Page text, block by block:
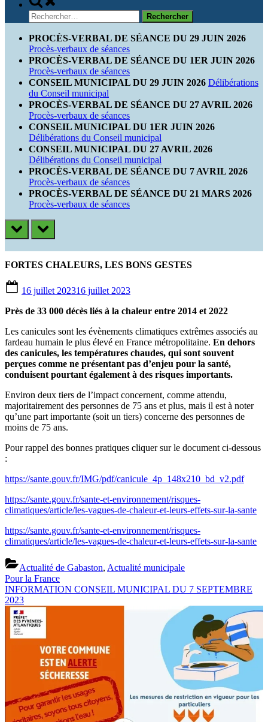
search
form
Rechercher :
PROCÈS-VERBAL DE SÉANCE DU 29 JUIN 2026
Procès-verbaux de séances
PROCÈS-VERBAL DE SÉANCE DU 1ER JUIN 2026
Procès-verbaux de séances
CONSEIL MUNICIPAL DU 29 JUIN 2026 Délibérations
du Conseil municipal
PROCÈS-VERBAL DE SÉANCE DU 27 AVRIL 2026
Procès-verbaux de séances
CONSEIL MUNICIPAL DU 1ER JUIN 2026
Délibérations du Conseil municipal
CONSEIL MUNICIPAL DU 27 AVRIL 2026
Délibérations du Conseil municipal
PROCÈS-VERBAL DE SÉANCE DU 7 AVRIL 2026
Procès-verbaux de séances
PROCÈS-VERBAL DE SÉANCE DU 21 MARS 2026
Procès-verbaux de séances
prev next
FORTES CHALEURS, LES BONS GESTES
on
16 juillet 202316 juillet 2023
Près de 33 000 décès liés à la chaleur entre 2014 et 2022
Les canicules sont les évènements climatiques extrêmes associés au
fardeau humain le plus élevé en France métropolitaine. En dehors
des canicules, les températures chaudes, qui sont souvent
perçues comme ne présentant pas d’enjeu pour la santé,
conduisent pourtant également à des risques importants.
Environ deux tiers de l’impact concernent, comme attendu,
majoritairement des personnes de 75 ans et plus, mais il est à noter
qu’une part importante (soit un tiers) concerne des personnes de
moins de 75 ans.
Pour rappel des bonnes pratiques cliquer sur le document ci-dessous
:
https://sante.gouv.fr/IMG/pdf/canicule_4p_148x210_bd_v2.pdf
https://sante.gouv.fr/sante-et-environnement/risques-
climatiques/article/les-vagues-de-chaleur-et-leurs-effets-sur-la-sante
https://sante.gouv.fr/sante-et-environnement/risques-
climatiques/article/les-vagues-de-chaleur-et-leurs-effets-sur-la-sante
Actualité de Gabaston, Actualité municipale
Navigation
de
l’article
Previous
Post:
Pour la France
Next
Post:
INFORMATION CONSEIL MUNICIPAL DU 7 SEPTEMBRE
2023